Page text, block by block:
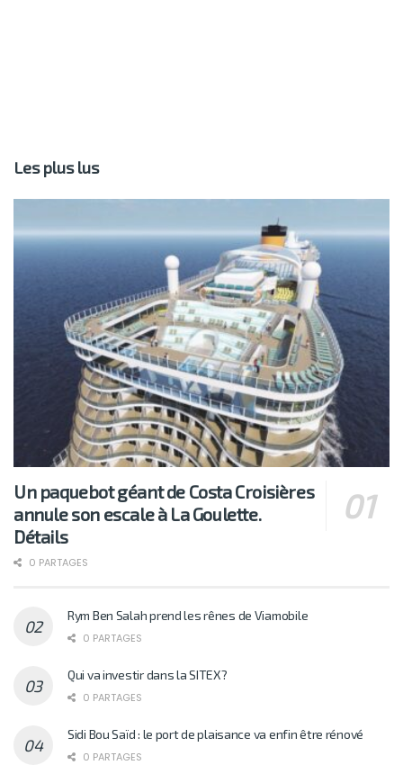
Les plus lus
Un paquebot géant de Costa Croisières
annule son escale à La Goulette.
Détails
0 PARTAGES
Rym Ben Salah prend les rênes de Viamobile
0 PARTAGES
Qui va investir dans la SITEX?
0 PARTAGES
Sidi Bou Saïd : le port de plaisance va enfin être rénové
0 PARTAGES